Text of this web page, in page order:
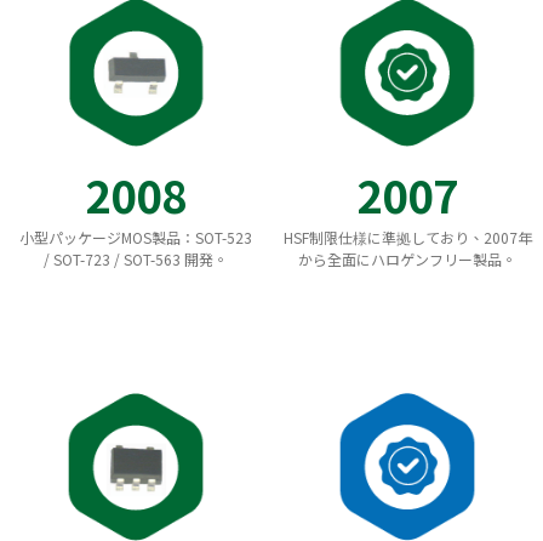
2008
小型パッケージMOS製品：SOT-523
/ SOT-723 / SOT-563 開発。
2007
HSF制限仕様に準拠しており、2007年
から全面にハロゲンフリー製品。